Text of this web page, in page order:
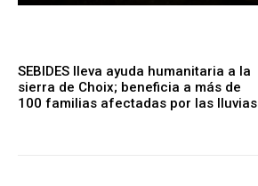
SEBIDES lleva ayuda humanitaria a la
sierra de Choix; beneficia a más de
100 familias afectadas por las lluvias